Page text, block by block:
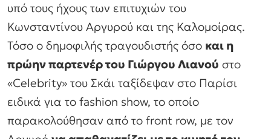
υπό τους ήχους των επιτυχιών του
Κωνσταντίνου Αργυρού και της Καλομοίρας.
Τόσο ο δημοφιλής τραγουδιστής όσο και η
πρώην παρτενέρ του Γιώργου Λιανού στο
«Celebrity» του Σκάι ταξίδεψαν στο Παρίσι
ειδικά για το fashion show, το οποίο
παρακολούθησαν από το front row, με τον